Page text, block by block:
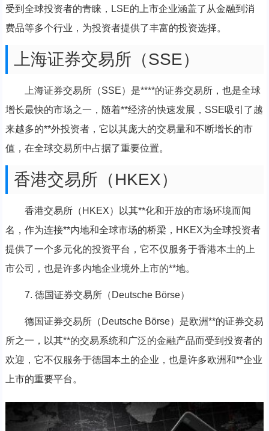
受到全球投资者的青睐，LSE的上市企业涵盖了从金融到消
费品等多个行业，为投资者提供了丰富的投资选择。
上海证券交易所（SSE）
上海证券交易所（SSE）是****的证券交易所，也是全球
增长最快的市场之一，随着**经济的快速发展，SSE吸引了越
来越多的**外投资者，它以其庞大的交易量和不断增长的市
值，在全球交易所中占据了重要位置。
香港交易所（HKEX）
香港交易所（HKEX）以其**化和开放的市场环境而闻
名，作为连接**内地和全球市场的桥梁，HKEX为全球投资者
提供了一个多元化的投资平台，它不仅服务于香港本土的上
市公司，也是许多内地企业境外上市的**地。
7. 德国证券交易所（Deutsche Börse）
德国证券交易所（Deutsche Börse）是欧洲**的证券交易
所之一，以其**的交易系统和广泛的金融产品而受到投资者的
欢迎，它不仅服务于德国本土的企业，也是许多欧洲和**企业
上市的重要平台。